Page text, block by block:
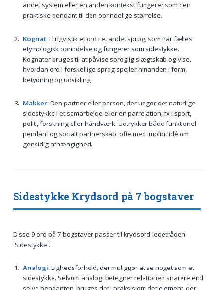
andet system eller en anden kontekst fungerer som den
praktiske pendant til den oprindelige størrelse.
Kognat: I lingvistik et ord i et andet sprog, som har fælles
etymologisk oprindelse og fungerer som sidestykke.
Kognater bruges til at påvise sproglig slægtskab og vise,
hvordan ord i forskellige sprog spejler hinanden i form,
betydning og udvikling.
Makker: Den partner eller person, der udgør det naturlige
sidestykke i et samarbejde eller en parrelation, fx i sport,
politi, forskning eller håndværk. Udtrykker både funktionel
pendant og socialt partnerskab, ofte med implicit idé om
gensidig afhængighed.
Sidestykke Krydsord på 7 bogstaver
Disse 9 ord på 7 bogstaver passer til krydsord-ledetråden
'Sidestykke'.
Analogi: Lighedsforhold, der muliggør at se noget som et
sidestykke. Selvom analogi betegner relationen snarere end
selve pendanten, bruges det i praksis om det element, der